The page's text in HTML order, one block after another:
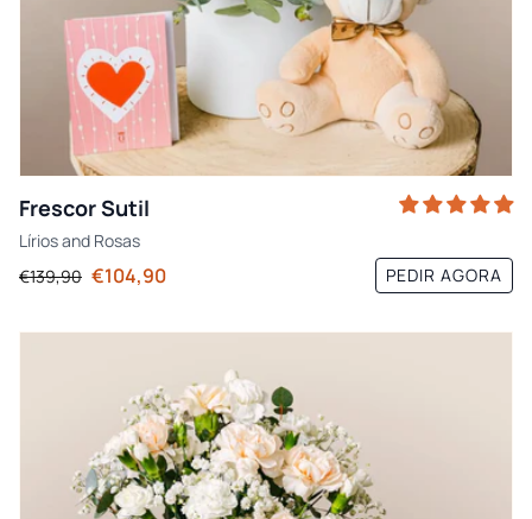
Frescor Sutil
Líriosand Rosas
€139,90 €104,90 PEDIR AGORA